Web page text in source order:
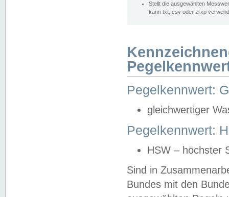
Stellt die ausgewählten
kann txt, csv oder zrxp
Pegelkennwert:
gleichwertiger
Pegelkennwert:
HSW – höchster
Sind in
Bundes mit den